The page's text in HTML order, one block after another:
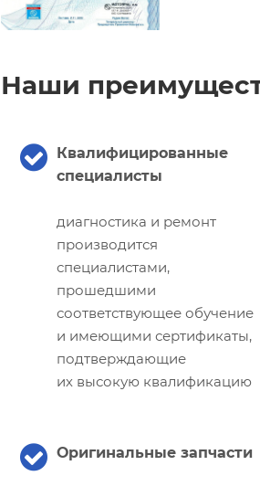
Наши
Квалифицированные
специалисты
диагностика и ремонт
производится
специалистами,
прошедшими
соответствующее обучение
и имеющими сертификаты,
подтверждающие
их высокую квалификацию
Оригинальные запчасти